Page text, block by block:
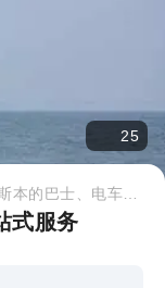
25
式服务